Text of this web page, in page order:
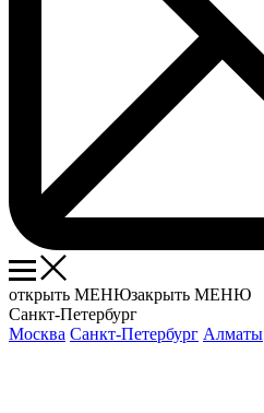
открыть МЕНЮзакрыть МЕНЮ
Санкт-Петербург
Москва Санкт-Петербург Алматы